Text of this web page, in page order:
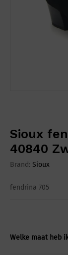
Sioux
40840
Brand: Sioux
fendrina 705
Welke maat heb